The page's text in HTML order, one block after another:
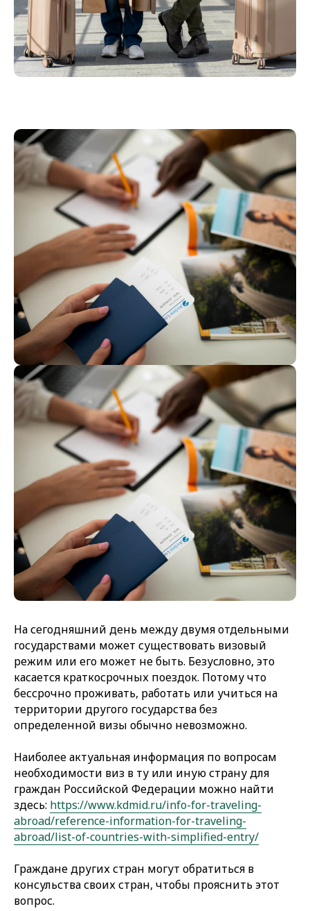
На сегодняшний день между двумя отдельными
государствами может существовать визовый
режим или его может не быть. Безусловно, это
касается краткосрочных поездок. Потому что
бессрочно проживать, работать или учиться на
территории другого государства без
определенной визы обычно невозможно.
Наиболее актуальная информация по вопросам
необходимости виз в ту или иную страну для
граждан Российской Федерации можно найти
здесь: https://www.kdmid.ru/info-for-traveling-
abroad/reference-information-for-traveling-
abroad/list-of-countries-with-simplified-entry/
Граждане других стран могут обратиться в
консульства своих стран, чтобы прояснить этот
вопрос.